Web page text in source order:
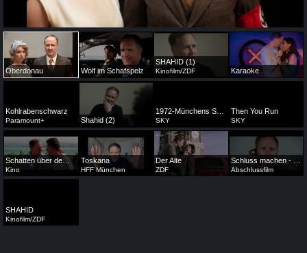
Oberdonau Wolf im Schafspelz
SHAHID (1)
Kinofilm/ZDF Karaoke
Kohlrabenschwarz
Paramount+ Shahid (2) SKY
Then You Run
SKY
Schatten über dem Bodensee
Kino
Toskana
HFF München
Der Alte
ZDF Abschlussfilm
SHAHID
Kinofilm/ZDF